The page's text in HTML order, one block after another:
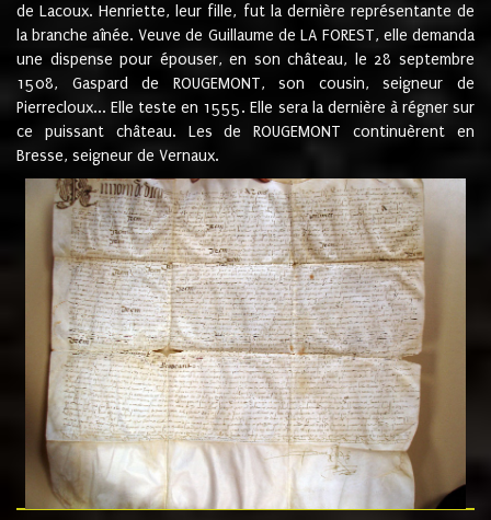
de Lacoux. Henriette, leur fille, fut la dernière représentante de
la branche aînée. Veuve de Guillaume de LA FOREST, elle demanda
une dispense pour épouser, en son château, le 28 septembre
1508, Gaspard de ROUGEMONT, son cousin, seigneur de
Pierrecloux... Elle teste en 1555. Elle sera la dernière à régner sur
ce puissant château. Les de ROUGEMONT continuèrent en
Bresse, seigneur de Vernaux.